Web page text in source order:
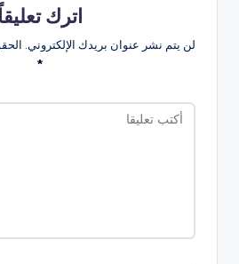
اترك تعليقاً
لن يتم نشر عنوان بريدك الإلكتروني.
*